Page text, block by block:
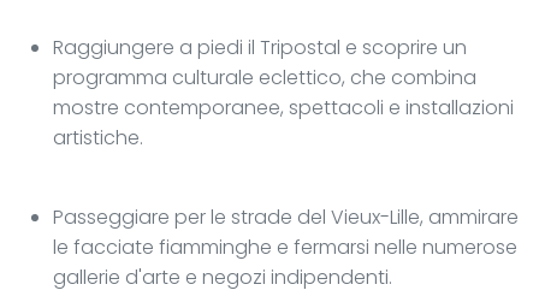
Raggiungere a piedi il Tripostal e scoprire un
programma culturale eclettico, che combina
mostre contemporanee, spettacoli e installazioni
artistiche.
Passeggiare per le strade del Vieux-Lille, ammirare
le facciate fiamminghe e fermarsi nelle numerose
gallerie d'arte e negozi indipendenti.